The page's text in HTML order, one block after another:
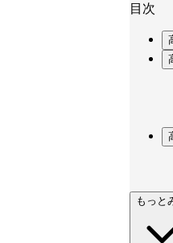
目次
もっと